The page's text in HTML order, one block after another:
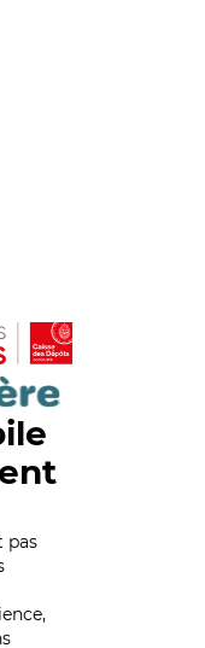
pas